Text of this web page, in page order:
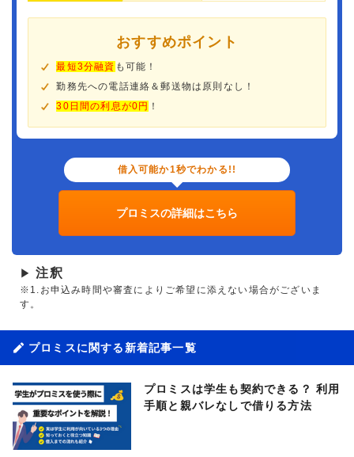
おすすめポイント
最短3分融資 も可能！
勤務先への電話連絡＆郵送物は原則なし！
30日間の利息が0円 ！
借入可能か1秒でわかる!!
プロミスの詳細はこちら
▶ 注釈
※1.お申込み時間や審査によりご希望に添えない場合がございま
す。
プロミスに関する新着記事一覧
プロミスは学生も契約できる？ 利用
手順と親バレなしで借りる方法